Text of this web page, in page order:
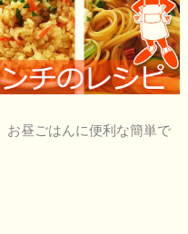
お昼ごはんに便利な簡単で